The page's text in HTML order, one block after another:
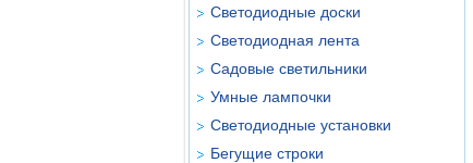
Светодиодные доски
Светодиодная лента
Садовые светильники
Умные лампочки
Светодиодные установки
Бегущие строки